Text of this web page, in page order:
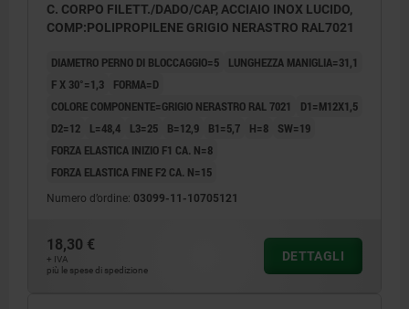
C. CORPO FILETT./DADO/CAP, ACCIAIO INOX LUCIDO,
COMP:POLIPROPILENE GRIGIO NERASTRO RAL7021
DIAMETRO PERNO DI BLOCCAGGIO=5
LUNGHEZZA MANIGLIA=31,1
F X 30°=1,3
FORMA=D
COLORE COMPONENTE=GRIGIO NERASTRO RAL 7021
D1=M12X1,5
D2=12
L=48,4 L3=25 B=12,9 B1=5,7 H=8
SW=19
FORZA ELASTICA INIZIO F1 CA. N=8
FORZA ELASTICA FINE F2 CA. N=15
Numero d’ordine: 03099-11-10705121
18,30 €
+ IVA
più le spese di spedizione
DETTAGLI